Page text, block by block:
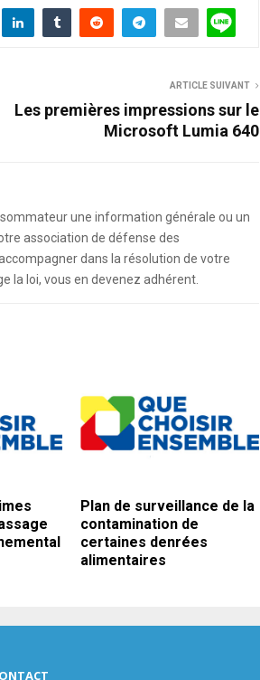
ARTICLE SUIVANT
Les premières impressions sur le
Microsoft Lumia 640
une information générale ou un
association de défense des
dans la résolution de votre
la loi, vous en devenez adhérent.
Plan de surveillance de la
contamination de
certaines denrées
alimentaires